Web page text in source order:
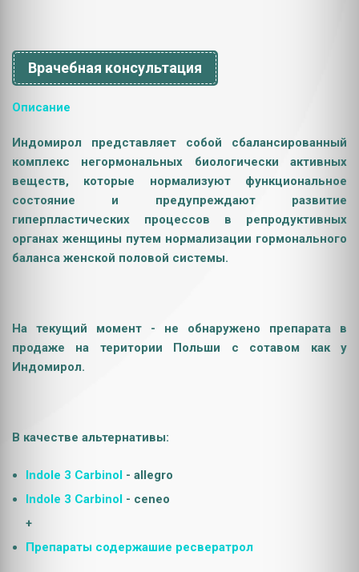
Врачебная консультация
Описание
Индомирол представляет собой сбалансированный
комплекс негормональных биологически активных
веществ, которые нормализуют функциональное
состояние и предупреждают развитие
гиперпластических процессов в репродуктивных
органах женщины путем нормализации гормонального
баланса женской половой системы.
На текущий момент - не обнаружено препарата в
продаже на територии Польши с сотавом как у
Индомирол.
В качестве альтернативы:
Indole 3 Carbinol - allegro
Indole 3 Carbinol - ceneo
+
Препараты содержашие ресвератрол